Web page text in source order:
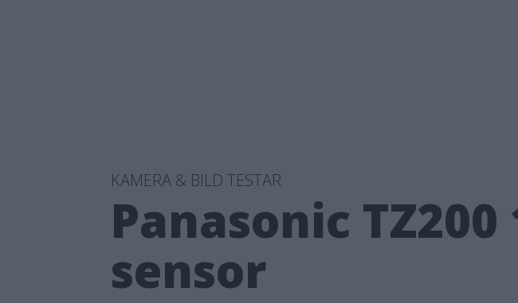
KAMERA & BILD TESTAR
Panasonic
sensor